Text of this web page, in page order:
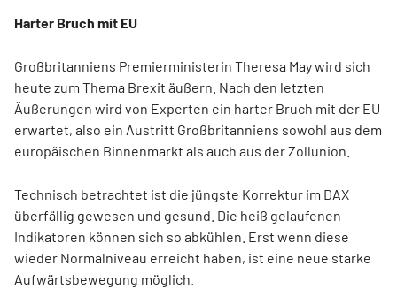
Harter Bruch mit EU
Großbritanniens Premierministerin Theresa May wird sich
heute zum Thema Brexit äußern. Nach den letzten
Äußerungen wird von Experten ein harter Bruch mit der EU
erwartet, also ein Austritt Großbritanniens sowohl aus dem
europäischen Binnenmarkt als auch aus der Zollunion.
Technisch betrachtet ist die jüngste Korrektur im DAX
überfällig gewesen und gesund. Die heiß gelaufenen
Indikatoren können sich so abkühlen. Erst wenn diese
wieder Normalniveau erreicht haben, ist eine neue starke
Aufwärtsbewegung möglich.